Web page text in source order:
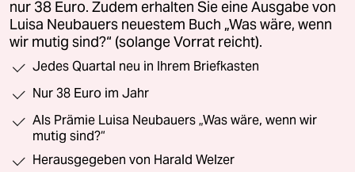
nur 38 Euro. Zudem erhalten Sie eine Ausgabe von
Luisa Neubauers neuestem Buch „Was wäre, wenn
wir mutig sind?“ (solange Vorrat reicht).
Jedes Quartal neu in Ihrem Briefkasten
Nur 38 Euro im Jahr
Als Prämie Luisa Neubauers „Was wäre, wenn wir
mutig sind?“
Herausgegeben von Harald Welzer